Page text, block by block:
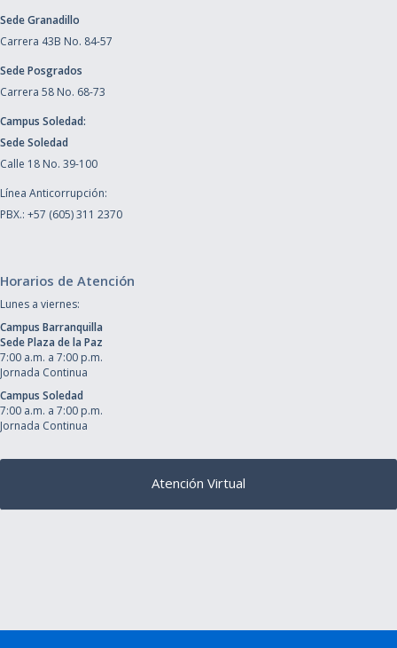
Sede Granadillo
Carrera 43B No. 84-57
Sede Posgrados
Carrera 58 No. 68-73
Campus Soledad:
Sede Soledad
Calle 18 No. 39-100
Línea Anticorrupción:
PBX.: +57 (605) 311 2370
Horarios de Atención
Lunes a viernes:
Campus Barranquilla
Sede Plaza de la Paz
7:00 a.m. a 7:00 p.m.
Jornada Continua
Campus Soledad
7:00 a.m. a 7:00 p.m.
Jornada Continua
Atención Virtual